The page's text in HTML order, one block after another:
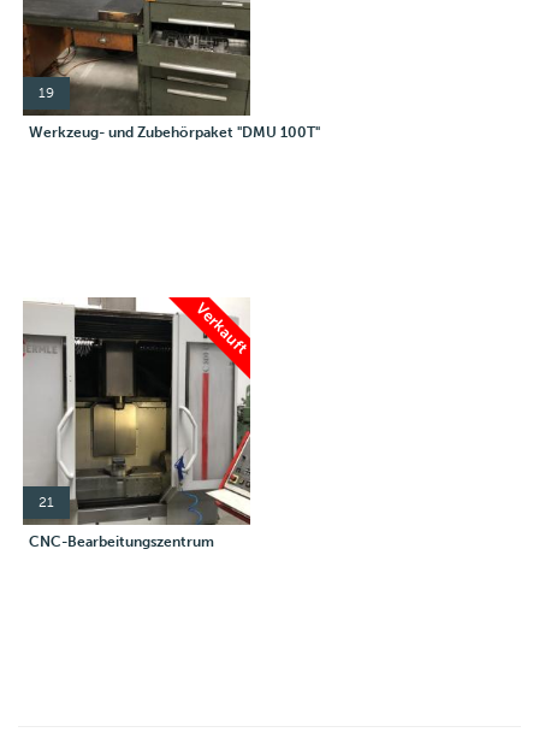
19
Werkzeug- und Zubehörpaket "DMU 100T"
Verkauft
21
CNC-Bearbeitungszentrum